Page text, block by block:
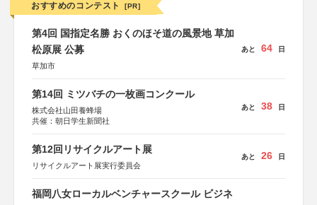
おすすめのコンテスト [PR]
第4回 国指定名勝 おくのほそ道の風景地 草加
松原展 公募
草加市
あと 64 日
第14回 ミツバチの一枚画コンクール
株式会社山田養蜂場
共催：朝日学生新聞社
あと 38 日
第12回リサイクルアート展
リサイクルアート展実行委員会
あと 26 日
福岡八女ローカルベンチャースクール ビジネ